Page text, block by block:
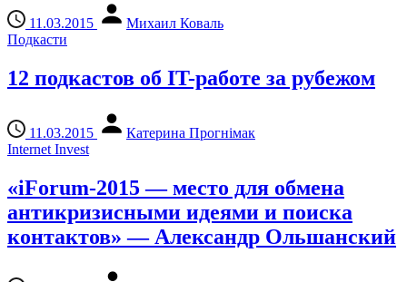
11.03.2015
Михаил Коваль
Подкасти
12 подкастов об IT-работе за рубежом
11.03.2015
Катерина Прогнімак
Internet Invest
«iForum-2015 — место для обмена
антикризисными идеями и поиска
контактов» — Александр Ольшанский